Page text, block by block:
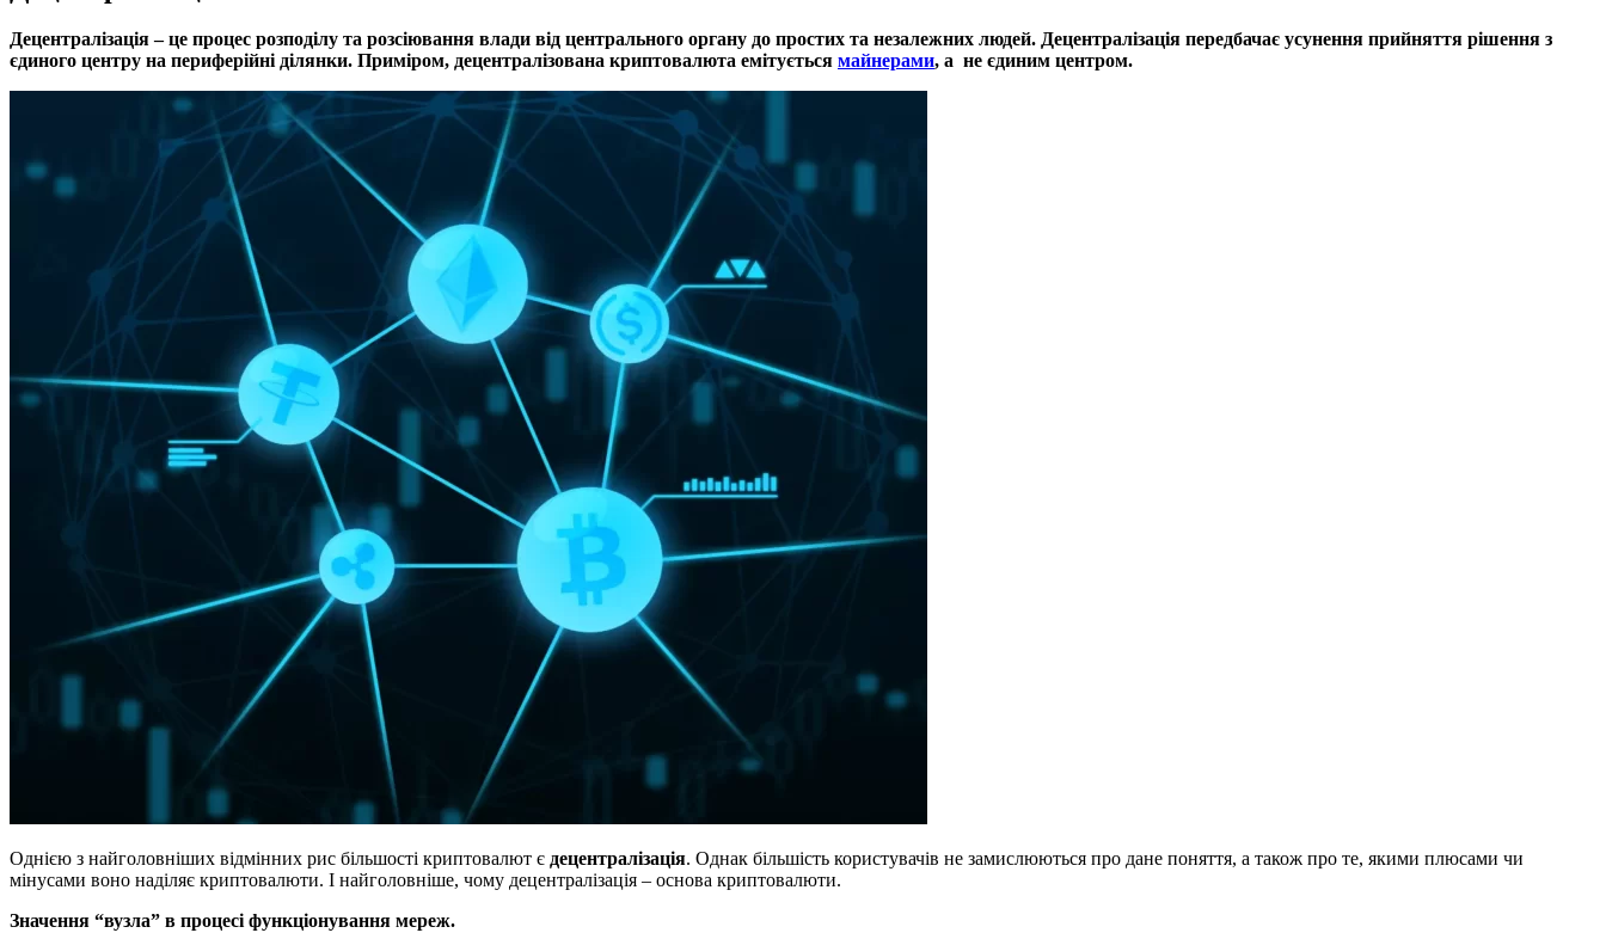
Децентралізація – це процес розподілу та розсіювання влади від центрального органу до простих та незалежних людей. Децентралізація передбачає усунення прийняття рішення з
єдиного центру на периферійні ділянки. Приміром, децентралізована криптовалюта емітується майнерами, а не єдиним центром.
Однією з найголовніших відмінних рис більшості криптовалют є децентралізація. Однак більшість користувачів не замислюються про дане поняття, а також про те, якими плюсами чи
мінусами воно наділяє криптовалюти. І найголовніше, чому децентралізація – основа криптовалюти.
Значення “вузла” в процесі функціонування мереж.